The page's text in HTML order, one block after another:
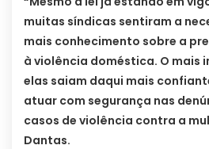
muitas síndicas sentiram a
mais conhecimento sobre a
à violência doméstica. O mais
elas saiam daqui mais
atuar com segurança nas
casos de violência contra a
Dantas.